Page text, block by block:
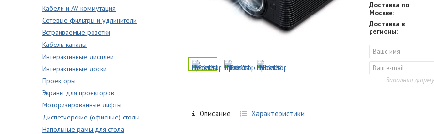
Кабели и AV-коммутация
Сетевые фильтры и удлинители
Встраиваемые розетки
Кабель-каналы
Интерактивные дисплеи
Интерактивные доски
Проекторы
Экраны для проекторов
Моторизированные лифты
Диспетчерские (офисные) столы
Напольные рамы для стола
Доставка по
Москве:
Доставка в
регионы:
Заполняя
Описание Характеристики